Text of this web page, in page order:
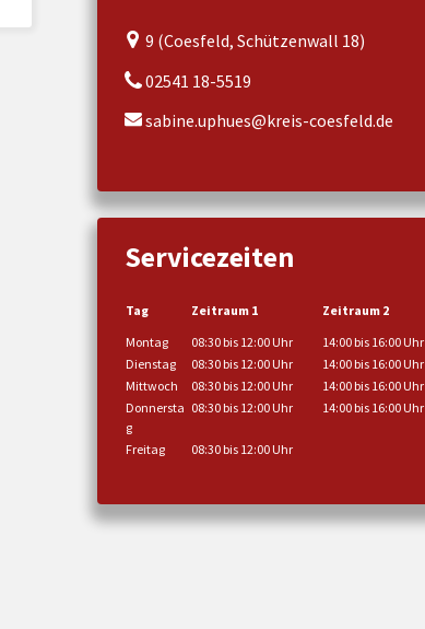
9 (Coesfeld, Schützenwall 18)
02541 18-5519
sabine.uphues@kreis-coesfeld.de
Servicezeiten
Tag Zeitraum 1
Zeitraum 2
Montag
08:30 bis 12:00 Uhr
14:00 bis 16:00 Uhr
Dienstag
08:30 bis 12:00 Uhr
14:00 bis 16:00 Uhr
Mittwoch
08:30 bis 12:00 Uhr
14:00 bis 16:00 Uhr
Donnersta
g
08:30 bis 12:00 Uhr 14:00 bis 16:00 Uhr
Freitag 08:30 bis 12:00 Uhr